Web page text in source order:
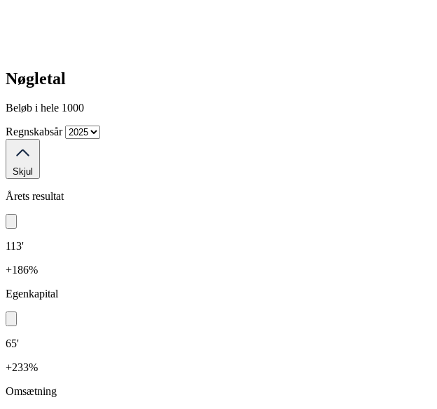
Nøgletal
Beløb i hele 1000
Regnskabsår
Skjul
Årets resultat
113'
+186%
Egenkapital
65'
+233%
Omsætning